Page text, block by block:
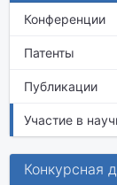
Конференции
Патенты
Публикации
Участие в
Конкурсная